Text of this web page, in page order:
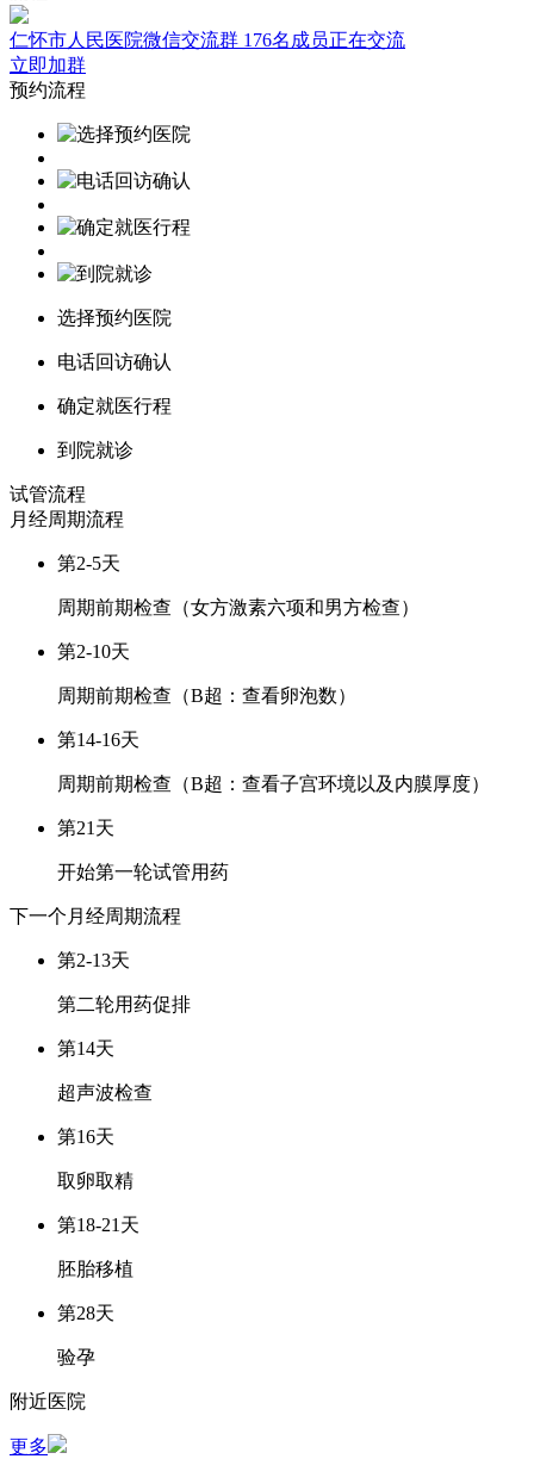
仁怀市人民医院微信交流群 176名成员正在交流
立即加群
预约流程
选择预约医院
电话回访确认
确定就医行程
到院就诊
试管流程
月经周期流程
第2-5天
周期前期检查（女方激素六项和男方检查）
第2-10天
周期前期检查（B超：查看卵泡数）
第14-16天
周期前期检查（B超：查看子宫环境以及内膜厚度）
第21天
开始第一轮试管用药
下一个月经周期流程
第2-13天
第二轮用药促排
第14天
超声波检查
第16天
取卵取精
第18-21天
胚胎移植
第28天
验孕
附近医院
更多